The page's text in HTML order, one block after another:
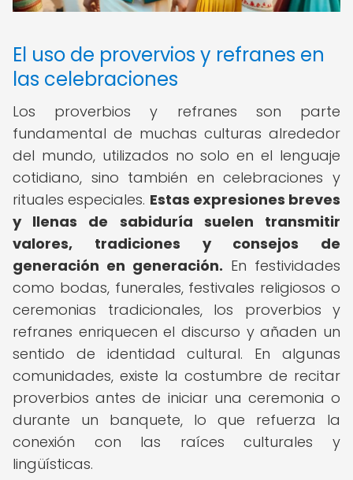
El uso de provervios y refranes en
las celebraciones
Los proverbios y refranes son parte
fundamental de muchas culturas alrededor
del mundo, utilizados no solo en el lenguaje
cotidiano, sino también en celebraciones y
rituales especiales. Estas expresiones breves
y llenas de sabiduría suelen transmitir
valores, tradiciones y consejos de
generación en generación. En festividades
como bodas, funerales, festivales religiosos o
ceremonias tradicionales, los proverbios y
refranes enriquecen el discurso y añaden un
sentido de identidad cultural. En algunas
comunidades, existe la costumbre de recitar
proverbios antes de iniciar una ceremonia o
durante un banquete, lo que refuerza la
conexión con las raíces culturales y
lingüísticas.